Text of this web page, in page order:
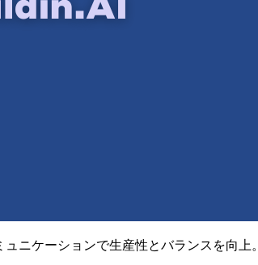
ニケーションで生産性とバランスを向上